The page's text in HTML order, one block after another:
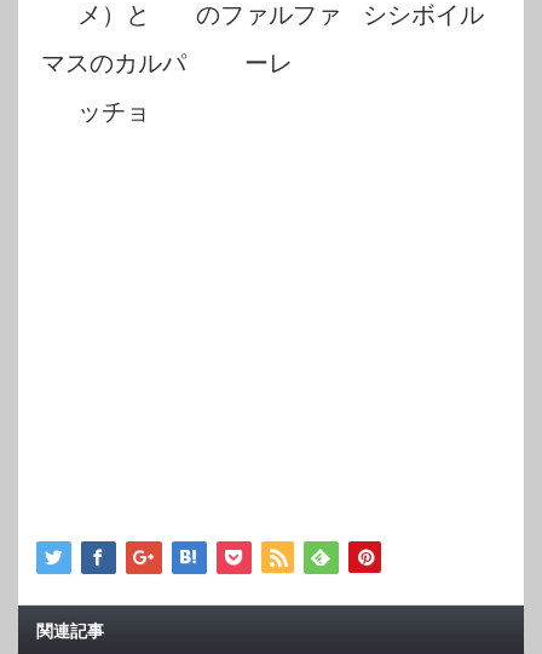
メ）と
マスのカルパ
ッチョ
のファルファ
ーレ
シシボイル
関連記事